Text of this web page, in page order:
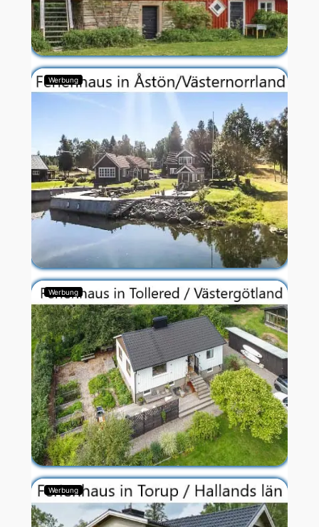
Werbung
Werbung
Werbung